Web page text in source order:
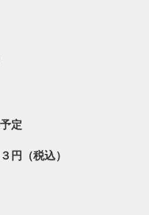
定
税込）